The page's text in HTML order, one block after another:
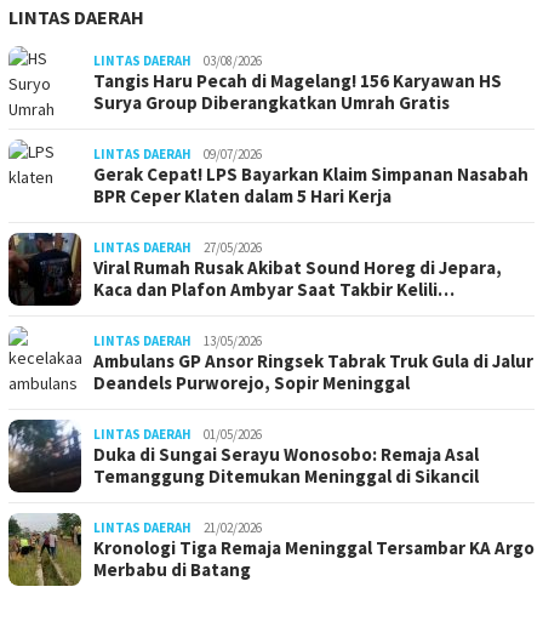
LINTAS DAERAH
LINTAS DAERAH 03/08/2026
Tangis Haru Pecah di Magelang! 156 Karyawan HS
Surya Group Diberangkatkan Umrah Gratis
LINTAS DAERAH 09/07/2026
Gerak Cepat! LPS Bayarkan Klaim Simpanan Nasabah
BPR Ceper Klaten dalam 5 Hari Kerja
LINTAS DAERAH 27/05/2026
Viral Rumah Rusak Akibat Sound Horeg di Jepara,
Kaca dan Plafon Ambyar Saat Takbir Kelili…
LINTAS DAERAH 13/05/2026
Ambulans GP Ansor Ringsek Tabrak Truk Gula di Jalur
Deandels Purworejo, Sopir Meninggal
LINTAS DAERAH 01/05/2026
Duka di Sungai Serayu Wonosobo: Remaja Asal
Temanggung Ditemukan Meninggal di Sikancil
LINTAS DAERAH 21/02/2026
Kronologi Tiga Remaja Meninggal Tersambar KA Argo
Merbabu di Batang